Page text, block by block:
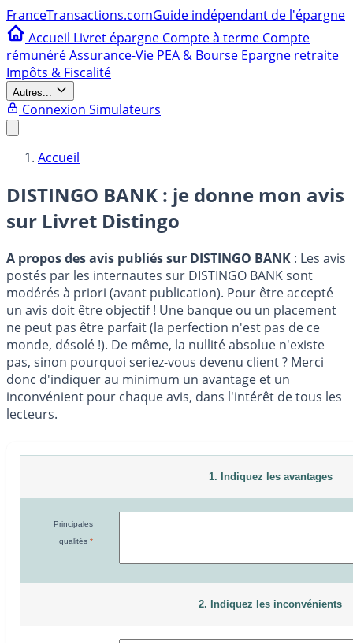
FranceTransactions.comGuide indépendant de l'épargne
Accueil Livret épargne Compte à terme Compte
rémunéréAssurance-Vie PEA & Bourse Epargne retraite
Impôts & Fiscalité
Autres...
Connexion Simulateurs
Accueil
DISTINGO BANK : je donne mon avis
sur Livret Distingo
A propos des avis publiés sur DISTINGO BANK : Les avis
postés par les internautes sur DISTINGO BANK sont
modérés à priori (avant publication). Pour être accepté
un avis doit être objectif ! Une banque ou un placement
ne peut pas être parfait (la perfection n'est pas de ce
monde, désolé !). De même, la nullité absolue n'existe
pas, sinon pourquoi seriez-vous devenu client ? Merci
donc d'indiquer au minimum un avantage et un
inconvénient pour chaque avis, dans l'intérêt de tous les
lecteurs.
1. Indiquez les avantages
Principales
qualités *
2. Indiquez les inconvénients